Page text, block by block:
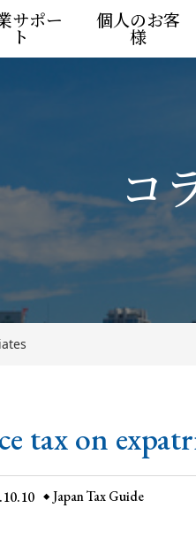
サポー
ト
個人のお客
様
コ
tax on
Japan Tax Guide